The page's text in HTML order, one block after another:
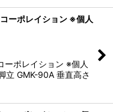
ーポレイション ※個人
ーポレイション ※個人
GMK-90A 垂直高さ